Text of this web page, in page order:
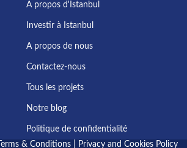
À propos d'Istanbul
Investir à Istanbul
A propos de nous
Contactez-nous
Tous les projets
Notre blog
Politique de confidentialité
Terms & Conditions Privacy and Cookies Policy